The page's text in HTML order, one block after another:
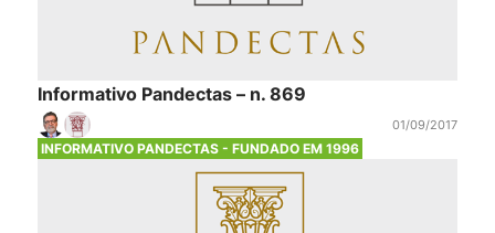
Informativo Pandectas – n. 869
01/09/2017
INFORMATIVO PANDECTAS - FUNDADO EM 1996